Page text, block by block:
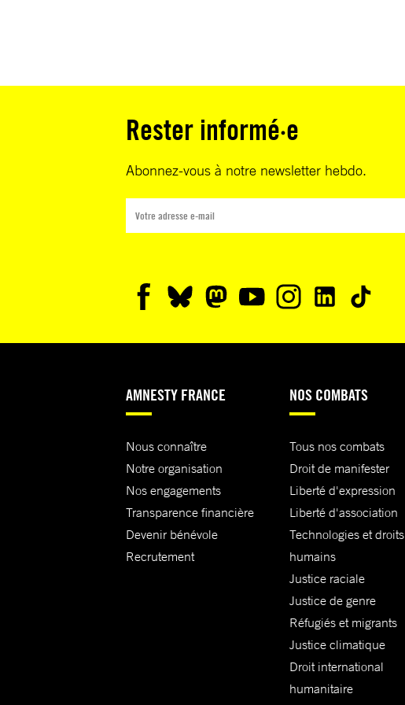
Rester informé·e
Abonnez-vous à notre newsletter hebdo.
AMNESTY FRANCE
Nous connaître
Notre organisation
Nos engagements
Transparence financière
Devenir bénévole
Recrutement
NOS COMBATS
Tous nos combats
Droit de manifester
Liberté d'expression
Liberté d'association
Technologies et droits
humains
Justice raciale
Justice de genre
Réfugiés et migrants
Justice climatique
Droit international
humanitaire